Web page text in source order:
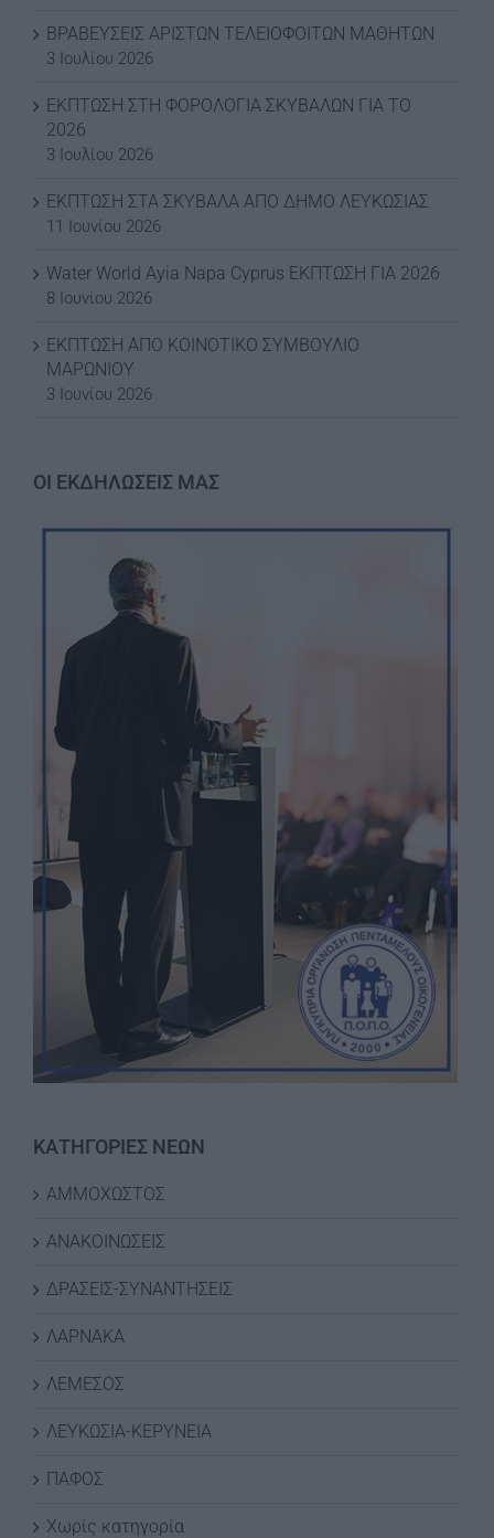
ΒΡΑΒΕΥΣΕΙΣ ΑΡΙΣΤΩΝ ΤΕΛΕΙΟΦΟΙΤΩΝ ΜΑΘΗΤΩΝ
3 Ιουλίου 2026
ΕΚΠΤΩΣΗ ΣΤΗ ΦΟΡΟΛΟΓΙΑ ΣΚΥΒΑΛΩΝ ΓΙΑ ΤΟ
2026
3 Ιουλίου 2026
ΕΚΠΤΩΣΗ ΣΤΑ ΣΚΥΒΑΛΑ ΑΠΟ ΔΗΜΟ ΛΕΥΚΩΣΙΑΣ
11 Ιουνίου 2026
Water World Ayia Napa Cyprus ΕΚΠΤΩΣΗ ΓΙΑ 2026
8 Ιουνίου 2026
ΕΚΠΤΩΣΗ ΑΠΟ ΚΟΙΝΟΤΙΚΟ ΣΥΜΒΟΥΛΙΟ
ΜΑΡΩΝΙΟΥ
3 Ιουνίου 2026
ΟΙ ΕΚΔΗΛΩΣΕΙΣ ΜΑΣ
ΚΑΤΗΓΟΡΙΕΣ ΝΕΩΝ
ΑΜΜΟΧΩΣΤΟΣ
ΑΝΑΚΟΙΝΩΣΕΙΣ
ΔΡΑΣΕΙΣ-ΣΥΝΑΝΤΗΣΕΙΣ
ΛΑΡΝΑΚΑ
ΛΕΜΕΣΟΣ
ΛΕΥΚΩΣΙΑ-ΚΕΡΥΝΕΙΑ
ΠΑΦΟΣ
Χωρίς κατηγορία